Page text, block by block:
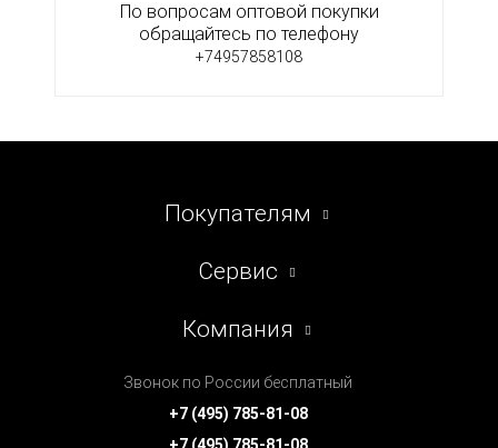
По вопросам оптовой покупки
обращайтесь по телефону
+74957858108
Покупателям
Сервис
Компания
Звонок по России бесплатный
+7 (495) 785-81-08